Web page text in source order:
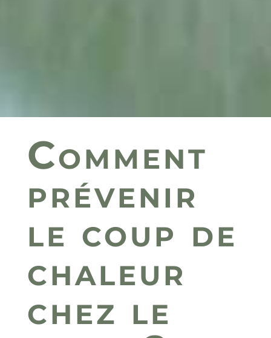
Comment
prévenir
le coup de
chaleur
chez le